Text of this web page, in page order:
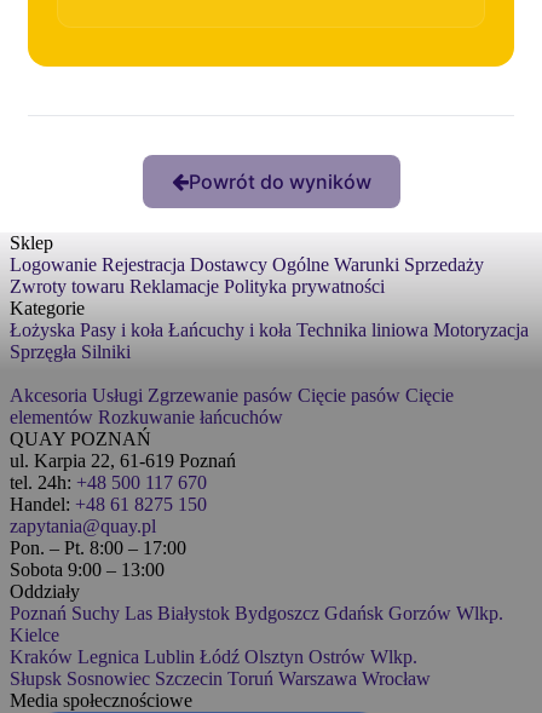
Powrót do wyników
Sklep
Logowanie Rejestracja Dostawcy Ogólne Warunki Sprzedaży
Zwroty towaru Reklamacje Polityka prywatności
Kategorie
Łożyska Pasy i koła Łańcuchy i koła Technika liniowa Motoryzacja
Sprzęgła Silniki
Akcesoria Usługi Zgrzewanie pasów Cięcie pasów Cięcie
elementów Rozkuwanie łańcuchów
QUAY POZNAŃ
ul. Karpia 22, 61-619 Poznań
tel. 24h: +48 500 117 670
Handel: +48 61 8275 150
zapytania@quay.pl
Pon. – Pt. 8:00 – 17:00
Sobota 9:00 – 13:00
Oddziały
Poznań Suchy Las Białystok Bydgoszcz Gdańsk Gorzów Wlkp.
Kielce
Kraków Legnica Lublin Łódź Olsztyn Ostrów Wlkp.
Słupsk Sosnowiec Szczecin Toruń Warszawa Wrocław
Media społecznościowe